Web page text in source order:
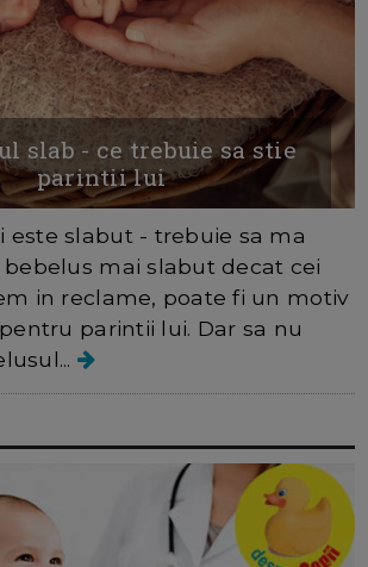
slab - ce trebuie sa stie
parintii lui
este slabut - trebuie sa ma
bebelus mai slabut decat cei
in reclame, poate fi un motiv
parintii lui. Dar sa nu